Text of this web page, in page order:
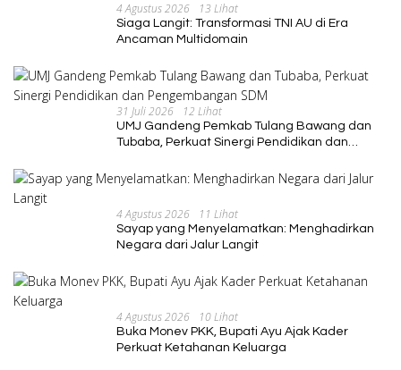
4 Agustus 2026 13 Lihat
Siaga Langit: Transformasi TNI AU di Era
Ancaman Multidomain
31 Juli 2026 12 Lihat
UMJ Gandeng Pemkab Tulang Bawang dan
Tubaba, Perkuat Sinergi Pendidikan dan
4 Agustus 2026 11 Lihat
Sayap yang Menyelamatkan: Menghadirkan
Negara dari Jalur Langit
4 Agustus 2026 10 Lihat
Buka Monev PKK, Bupati Ayu Ajak Kader
Perkuat Ketahanan Keluarga